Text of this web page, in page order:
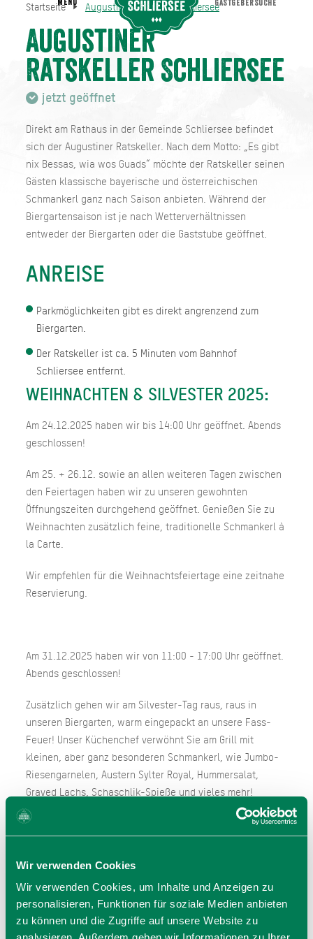
Wir verwenden Cookies
Wir verwenden Cookies, um Inhalte und Anzeigen zu
personalisieren, Funktionen für soziale Medien anbieten
zu können und die Zugriffe auf unsere Website zu
Startseite Augustiner Ratskeller Schliersee
Augustiner
Ratskeller Schliersee
jetzt geöffnet
Direkt am Rathaus in der Gemeinde Schliersee befindet
sich der Augustiner Ratskeller. Nach dem Motto: „Es gibt
nix Bessas, wia wos Guads“ möchte der Ratskeller seinen
Gästen klassische bayerische und österreichischen
Schmankerl ganz nach Saison anbieten. Während der
Biergartensaison ist je nach Wetterverhältnissen
entweder der Biergarten oder die Gaststube geöffnet.
ANREISE
Parkmöglichkeiten gibt es direkt angrenzend zum
Biergarten.
Der Ratskeller ist ca. 5 Minuten vom Bahnhof
Schliersee entfernt.
WEIHNACHTEN & SILVESTER 2025:
Am 24.12.2025 haben wir bis 14:00 Uhr geöffnet. Abends
geschlossen!
Am 25. + 26.12. sowie an allen weiteren Tagen zwischen
den Feiertagen haben wir zu unseren gewohnten
Öffnungszeiten durchgehend geöffnet. Genießen Sie zu
Weihnachten zusätzlich feine, traditionelle Schmankerl à
la Carte.
Wir empfehlen für die Weihnachtsfeiertage eine zeitnahe
Reservierung.
Am 31.12.2025 haben wir von 11:00 - 17:00 Uhr geöffnet.
Abends geschlossen!
Zusätzlich gehen wir am Silvester-Tag raus, raus in
unseren Biergarten, warm eingepackt an unsere Fass-
Feuer! Unser Küchenchef verwöhnt Sie am Grill mit
kleinen, aber ganz besonderen Schmankerl, wie Jumbo-
Riesengarnelen, Austern Sylter Royal, Hummersalat,
Graved Lachs, Schaschlik-Spieße und vieles mehr!
Für den Biergarten ist keine Reservierung erforderlich.
Startseite Augustiner Ratskeller Schliersee
MENU GASTGEBERSUCHE